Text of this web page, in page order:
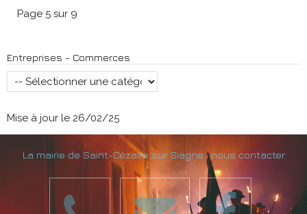
Page 5 sur 9
Entreprises - Commerces
Mise à jour le 26/02/25
La mairie de Saint-Cézaire sur Siagne : nous contacter